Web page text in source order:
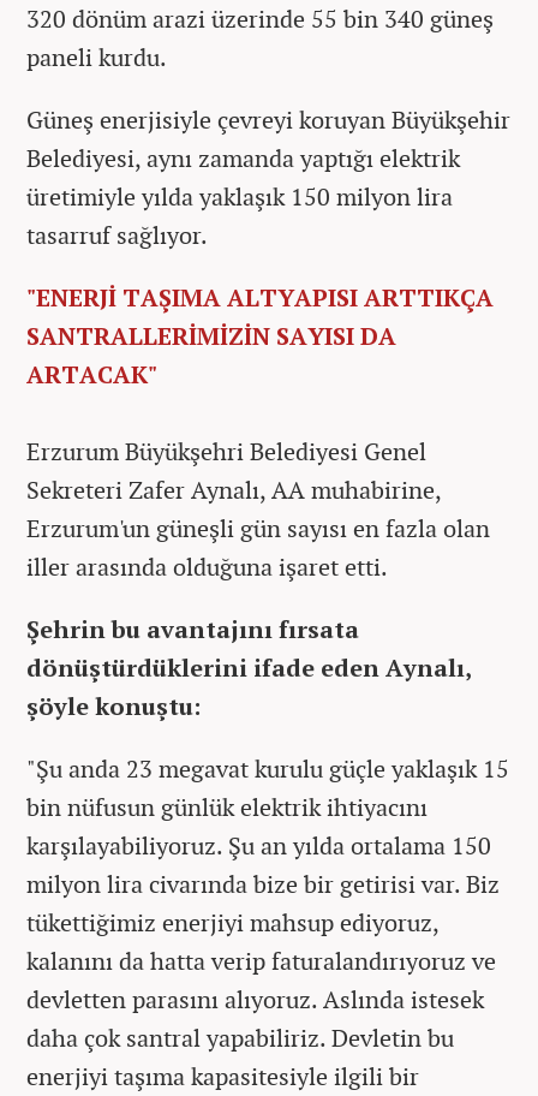
320 dönüm arazi üzerinde 55 bin 340 güneş
paneli kurdu.
Güneş enerjisiyle çevreyi koruyan Büyükşehir
Belediyesi, aynı zamanda yaptığı elektrik
üretimiyle yılda yaklaşık 150 milyon lira
tasarruf sağlıyor.
"ENERJİ TAŞIMA ALTYAPISI ARTTIKÇA
SANTRALLERİMİZİN SAYISI DA
ARTACAK"
Erzurum Büyükşehri Belediyesi Genel
Sekreteri Zafer Aynalı, AA muhabirine,
Erzurum'un güneşli gün sayısı en fazla olan
iller arasında olduğuna işaret etti.
Şehrin bu avantajını fırsata
dönüştürdüklerini ifade eden Aynalı,
şöyle konuştu:
"Şu anda 23 megavat kurulu güçle yaklaşık 15
bin nüfusun günlük elektrik ihtiyacını
karşılayabiliyoruz. Şu an yılda ortalama 150
milyon lira civarında bize bir getirisi var. Biz
tükettiğimiz enerjiyi mahsup ediyoruz,
kalanını da hatta verip faturalandırıyoruz ve
devletten parasını alıyoruz. Aslında istesek
daha çok santral yapabiliriz. Devletin bu
enerjiyi taşıma kapasitesiyle ilgili bir